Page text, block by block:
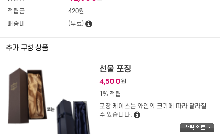
적립금
420원
배송비
(무료)
추가 구성 상품
선물 포장
4,500원
1% 적립
포장 케이스는 와인의 크기에 따라 달라질
수 있습니다.